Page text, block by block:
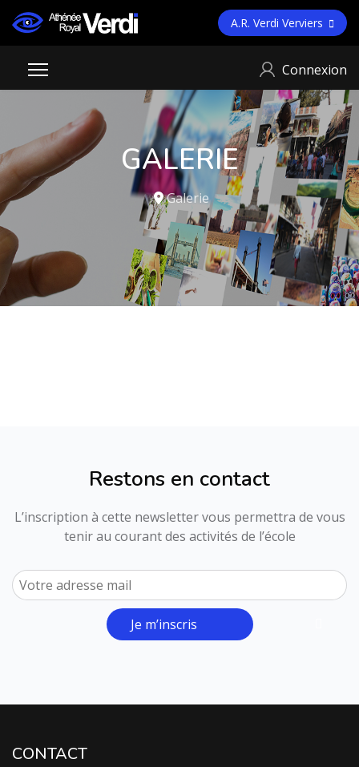
A.R. Verdi Verviers
Connexion
GALERIE
Galerie
Restons en contact
L’inscription à cette newsletter vous permettra de vous
tenir au courant des activités de l’école
Je m’inscris
CONTACT